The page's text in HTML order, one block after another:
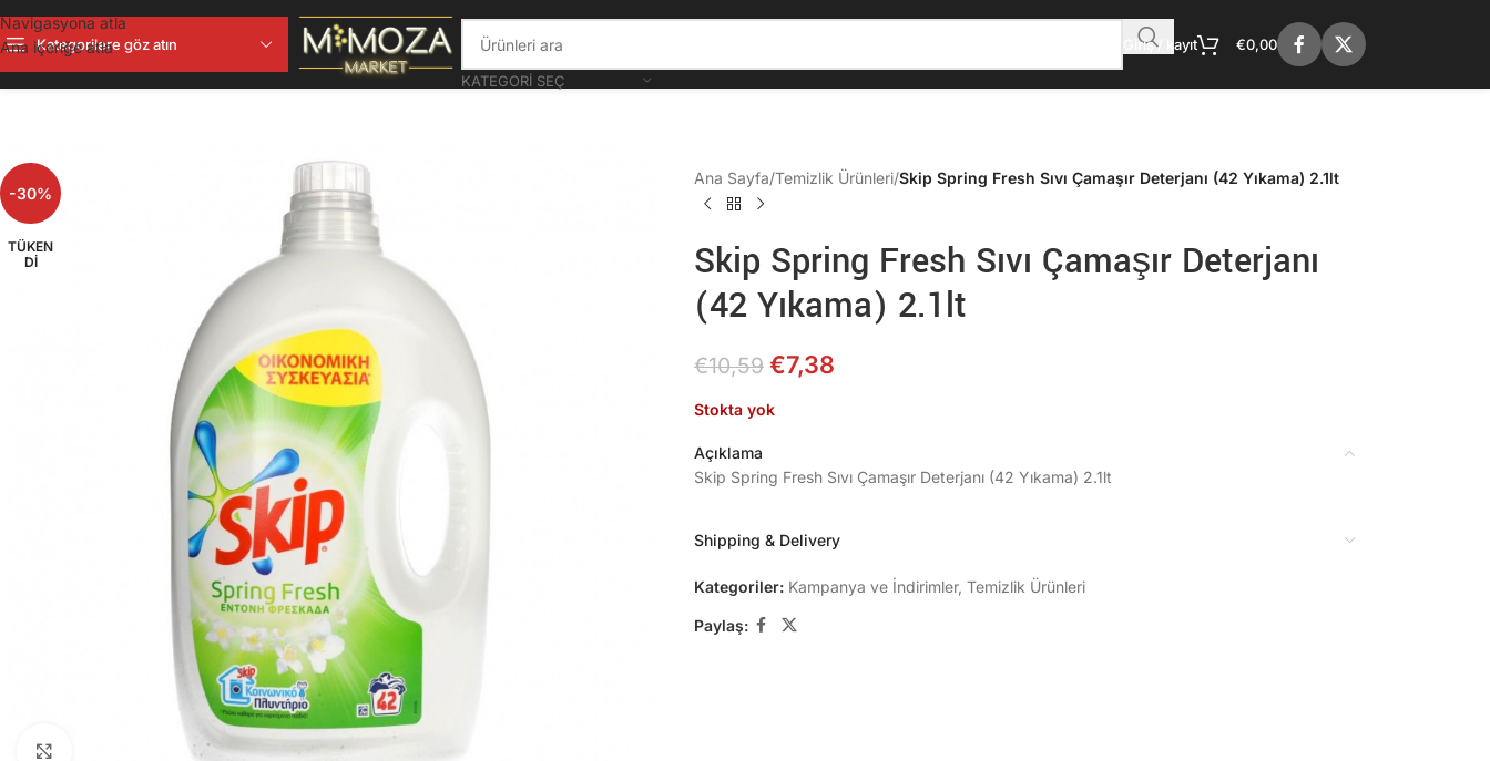
Navigasyona atla
Ana içeriğe atla
Kategorilere göz atın
KATEGORI SEÇ
Giriş / kayıt €0,00
-30%
TÜKEN
DI
Büyütmek için tıklayın
Ana Sayfa/Temizlik Ürünleri/Skip Spring Fresh Sıvı Çamaşır Deterjanı (42 Yıkama) 2.1lt
Skip Spring Fresh Sıvı Çamaşır Deterjanı
(42 Yıkama) 2.1lt
€10,59 €7,38
Stokta yok
Açıklama
Skip Spring Fresh Sıvı Çamaşır Deterjanı (42 Yıkama) 2.1lt
Shipping & Delivery
Kategoriler: Kampanya ve İndirimler, Temizlik Ürünleri
Paylaş: